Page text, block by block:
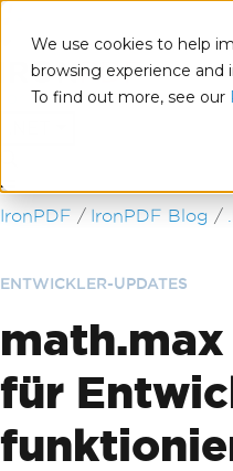
We use cookies to help
browsing experience and
To find out more, see our
Zum Fußzeileninhalt
IronPDF IronPDF Blog
ENTWICKLER-UPDATES
für